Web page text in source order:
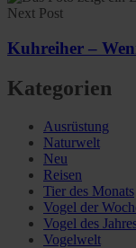
Next Post
Kuhreiher –
Kategorien
Ausrüstung
Naturwelt
Neu
Reisen
Tier des Monats
Vogel der
Vogel des
Vogelwelt